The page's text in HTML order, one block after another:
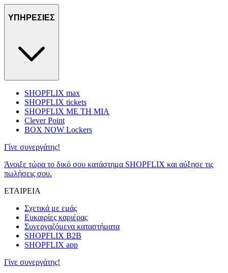
ΥΠΗΡΕΣΙΕΣ
SHOPFLIX max
SHOPFLIX tickets
SHOPFLIX ΜΕ ΤΗ ΜΙΑ
Clever Point
BOX NOW Lockers
Γίνε συνεργάτης!
Άνοιξε τώρα το δικό σου κατάστημα SHOPFLIX και αύξησε τις
πωλήσεις σου.
ΕΤΑΙΡΕΙΑ
Σχετικά με εμάς
Ευκαιρίες καριέρας
Συνεργαζόμενα καταστήματα
SHOPFLIX B2B
SHOPFLIX app
Γίνε συνεργάτης!